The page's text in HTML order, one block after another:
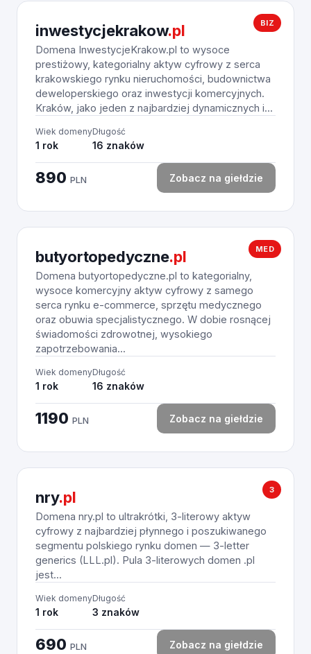
BIZ
inwestycjekrakow.pl
Domena InwestycjeKrakow.pl to wysoce
prestiżowy, kategorialny aktyw cyfrowy z serca
krakowskiego rynku nieruchomości, budownictwa
deweloperskiego oraz inwestycji komercyjnych.
Kraków, jako jeden z najbardziej dynamicznych i...
Wiek domeny
1 rok
Długość
16 znaków
890 PLN Zobacz na giełdzie
MED
butyortopedyczne.pl
Domena butyortopedyczne.pl to kategorialny,
wysoce komercyjny aktyw cyfrowy z samego
serca rynku e-commerce, sprzętu medycznego
oraz obuwia specjalistycznego. W dobie rosnącej
świadomości zdrowotnej, wysokiego
zapotrzebowania...
Wiek domeny
1 rok
Długość
16 znaków
1190 PLN Zobacz na giełdzie
3
nry.pl
Domena nry.pl to ultrakrótki, 3-literowy aktyw
cyfrowy z najbardziej płynnego i poszukiwanego
segmentu polskiego rynku domen — 3-letter
generics (LLL.pl). Pula 3-literowych domen .pl
jest...
Wiek domeny
1 rok
Długość
3 znaków
690 PLN Zobacz na giełdzie